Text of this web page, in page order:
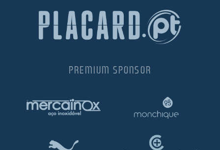
PREMIUM SPONSOR